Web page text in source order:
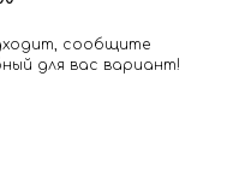
сообщите
для вас вариант!